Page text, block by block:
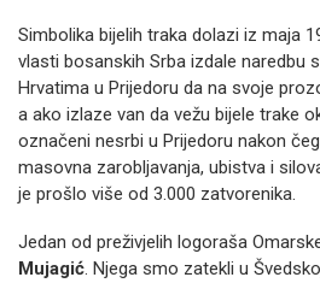
Simbolika bijelih traka dolazi iz maja
vlasti bosanskih Srba izdale naredbu
Hrvatima u Prijedoru da na svoje
a ako izlaze van da vežu bijele trake
označeni nesrbi u Prijedoru nakon
masovna zarobljavanja, ubistva i
je prošlo više od 3.000 zatvorenika.
Jedan od preživjelih logoraša
Mujagić. Njega smo zatekli u